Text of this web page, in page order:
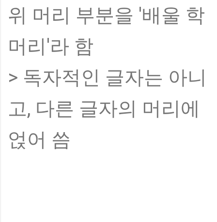
위 머리 부분을 '배울 학
머리'라 함
> 독자적인 글자는 아니
고, 다른 글자의 머리에
얹어 씀